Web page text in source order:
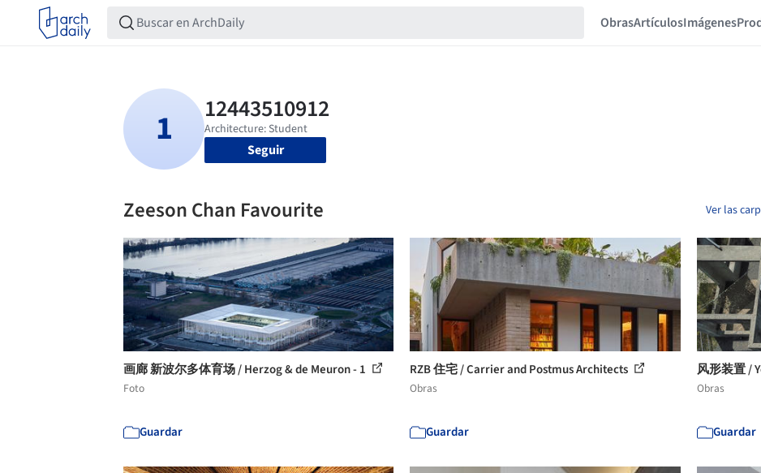
ObrasArtículosImágenes
Seguir
Zeeson Chan Favourite Ver las
画廊 新波尔多体育场 / Herzog & de Meuron - 1
Foto
Guardar
RZB 住宅 / Carrier and Postmus Architects
Obras
Guardar
风形装置 /
Obras
Guardar